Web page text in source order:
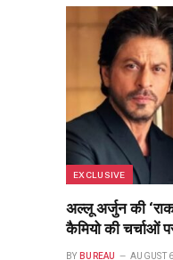
EXCLUSIVE
अल्लू अर्जुन की
कैमियो की चर्चाओं
BY BUREAU AUGUST